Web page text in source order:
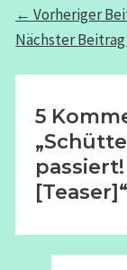
← Vorheriger
Nächster Beitrag
5
[Teaser]“